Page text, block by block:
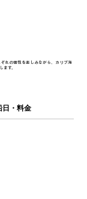
れの個性を楽しみながら、カリブ海
ます。
日・料金